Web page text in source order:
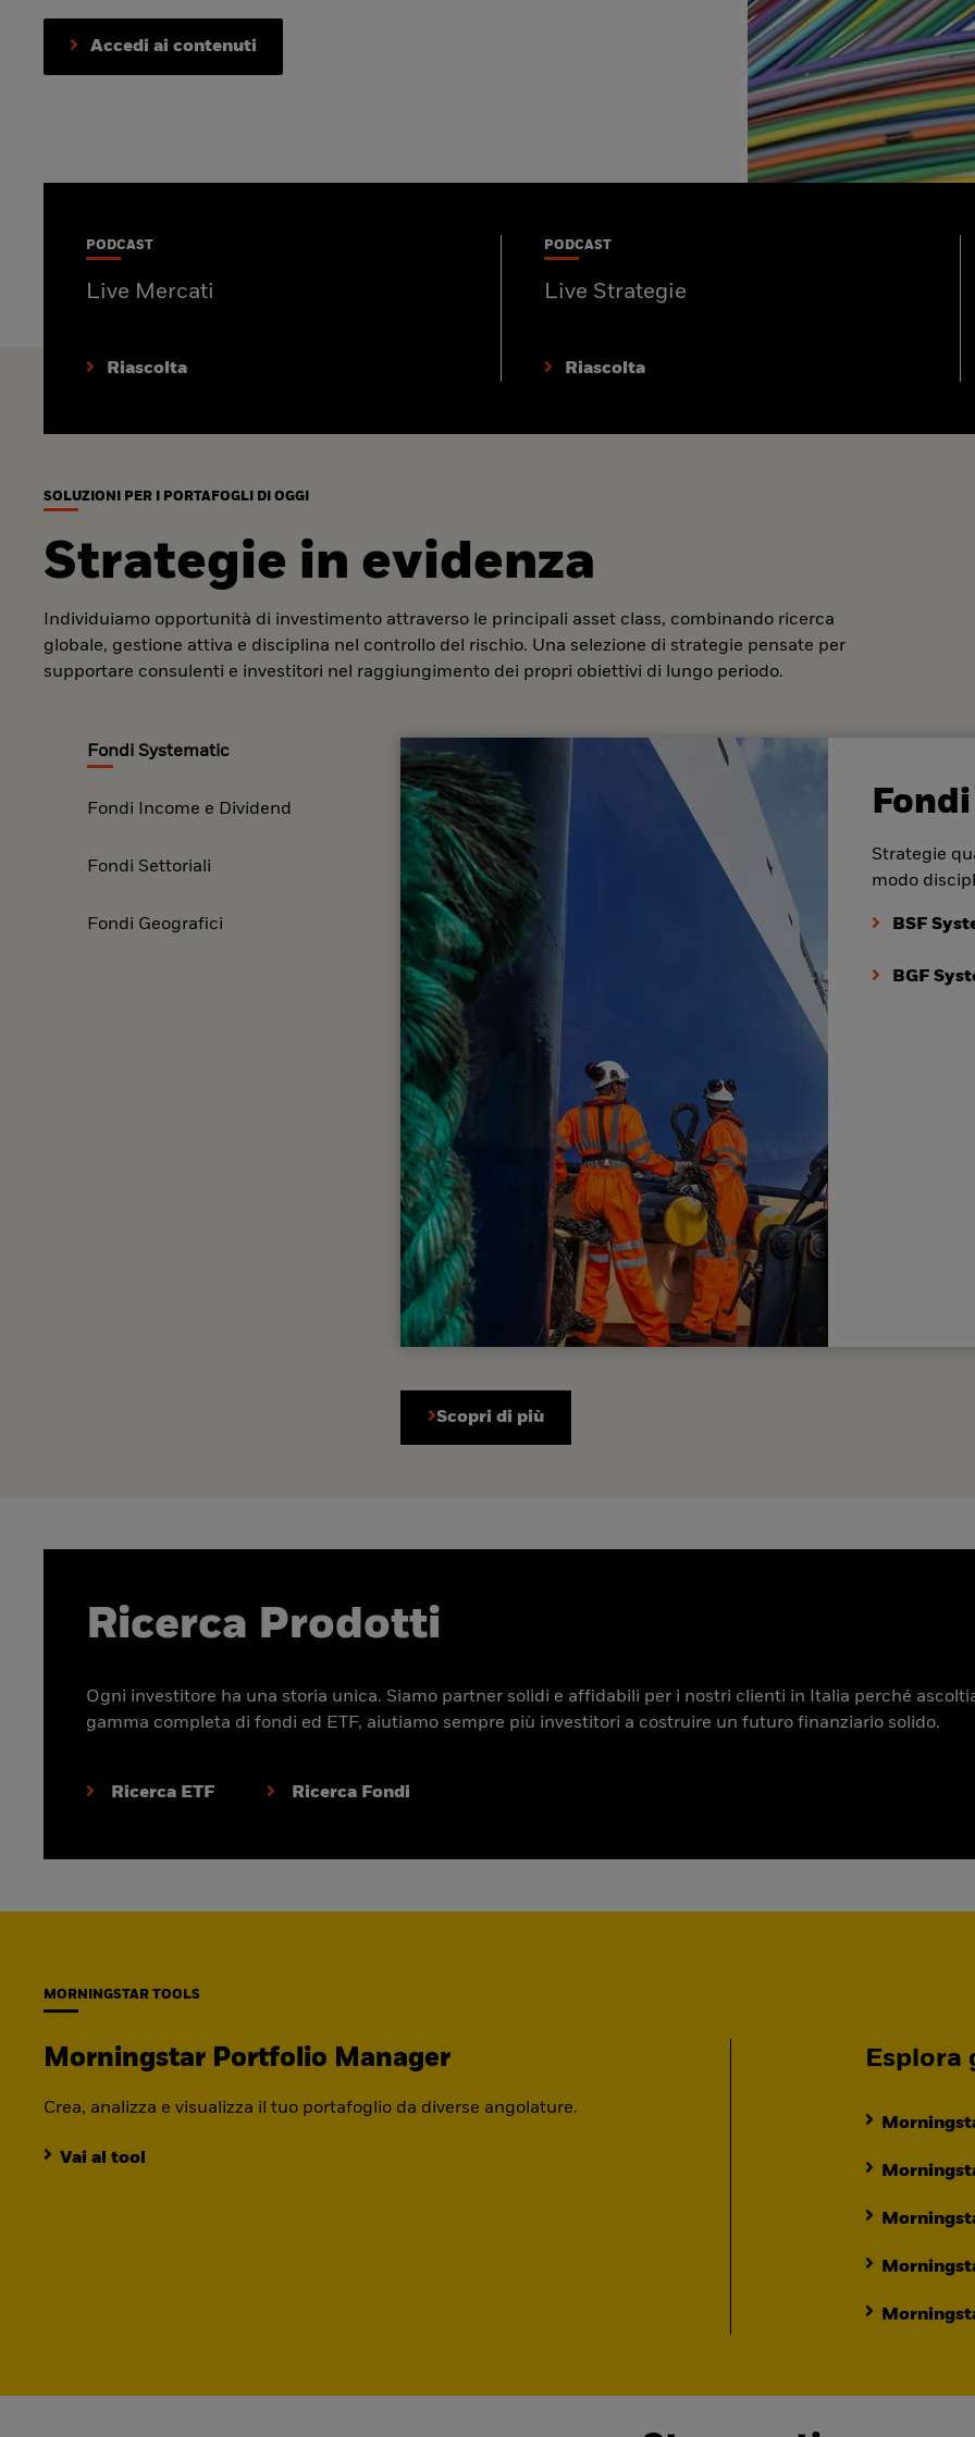
Accedi ai contenuti
PODCAST
Live Mercati
Riascolta
PODCAST
Live Strategie
Riascolta
SOLUZIONI PER I PORTAFOGLI DI OGGI
Strategie in evidenza
Individuiamo opportunità di investimento attraverso le principali asset class, combinando ricerca
globale, gestione attiva e disciplina nel controllo del rischio. Una selezione di strategie pensate per
supportare consulenti e investitori nel raggiungimento dei propri obiettivi di lungo periodo.
Fondi Systematic
Fondi Income e Dividend
Fondi Settoriali
Fondi Geografici
Strategie
modo
BSF
BGF
Scopri di più
Ricerca Prodotti
Ogni investitore ha una storia unica. Siamo partner solidi e affidabili per i nostri clienti in Italia perché
gamma completa di fondi ed ETF, aiutiamo sempre più investitori a costruire un futuro finanziario solido.
Ricerca ETF Ricerca Fondi
MORNINGSTAR TOOLS
Morningstar Portfolio Manager
Crea, analizza e visualizza il tuo portafoglio da diverse angolature.
Vai al tool
Esplora